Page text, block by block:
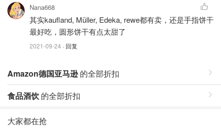
Nana668
其实kaufland, Müller, Edeka, rewe都有卖，还是手指饼干
最好吃，圆形饼干有点太甜了
2021-09-24 · 回复
Amazon德国亚马逊的全部折扣
食品酒饮 的全部折扣
大家都在抢